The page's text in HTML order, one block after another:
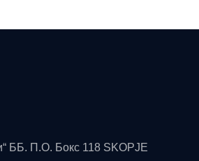
ББ. П.О. Бокс 118 SKOPJE